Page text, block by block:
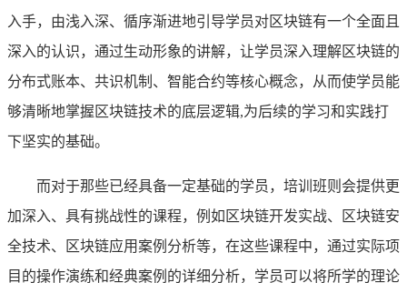
入手，由浅入深、循序渐进地引导学员对区块链有一个全面且
深入的认识，通过生动形象的讲解，让学员深入理解区块链的
分布式账本、共识机制、智能合约等核心概念，从而使学员能
够清晰地掌握区块链技术的底层逻辑,为后续的学习和实践打
下坚实的基础。
而对于那些已经具备一定基础的学员，培训班则会提供更
加深入、具有挑战性的课程，例如区块链开发实战、区块链安
全技术、区块链应用案例分析等，在这些课程中，通过实际项
目的操作演练和经典案例的详细分析，学员可以将所学的理论